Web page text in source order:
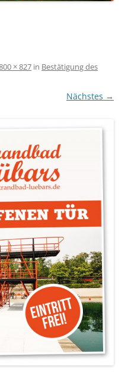
× 827 in Bestätigung des
Nächstes →